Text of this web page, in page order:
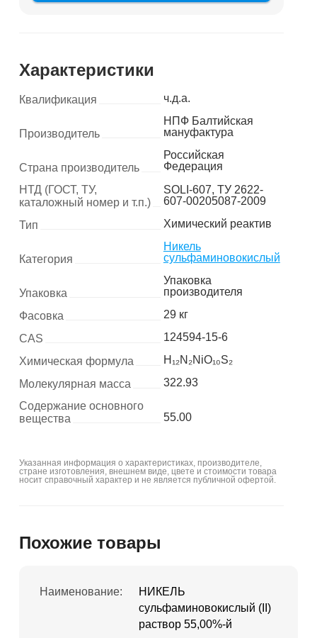
Характеристики
Квалификация ч.д.а.
Производитель
НПФ Балтийская
мануфактура
Страна производитель
Российская
Федерация
НТД (ГОСТ, ТУ,
каталожный номер и т.п.)
SOLI-607, ТУ 2622-
607-00205087-2009
Тип
Химический реактив
Категория
Никель
сульфаминовокислый
Упаковка
Упаковка
производителя
Фасовка
29 кг
CAS
124594-15-6
Химическая формула
H₁₂N₂NiO₁₀S₂
Молекулярная масса
322.93
Содержание основного
вещества
55.00
Указанная информация о характеристиках, производителе,
стране изготовления, внешнем виде, цвете и стоимости товара
носит справочный характер и не является публичной офертой.
Похожие товары
Наименование:
НИКЕЛЬ
сульфаминовокислый (II)
раствор 55,00%-й